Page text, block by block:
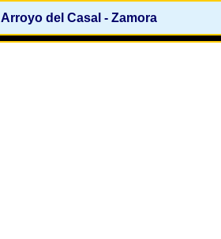
Arroyo del Casal - Zamora